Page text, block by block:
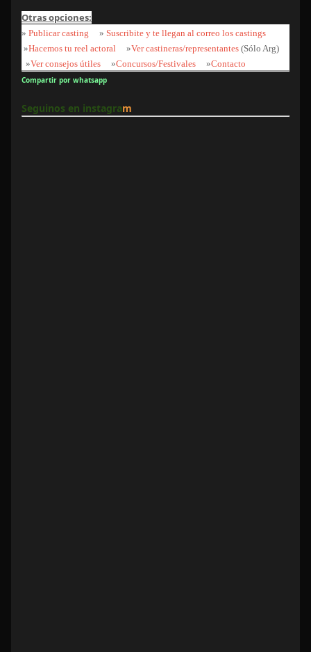
Otras opciones:
» Publicar casting » Suscribite y te llegan al correo los castings
»Hacemos tu reel actoral »Ver castineras/representantes (Sólo Arg)
»Ver consejos útiles »Concursos/Festivales »Contacto
Compartir por whatsapp
Seguinos en instagram